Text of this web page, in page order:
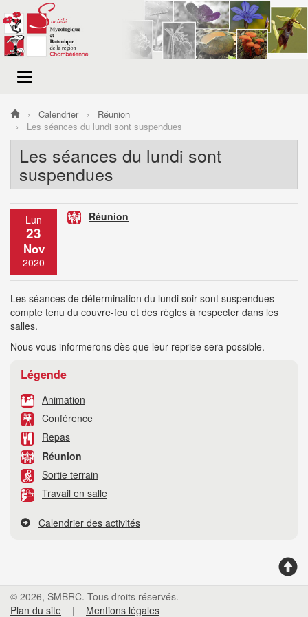
Menu
Calendrier
Réunion
Les séances du lundi sont suspendues
Les séances du lundi sont
suspendues
Lun
23
Nov
2020
Réunion
Les séances de détermination du lundi soir sont suspendues
compte tenu du couvre-feu et des règles à respecter dans les
salles.
Nous vous informerons dès que leur reprise sera possible.
Légende
Animation
Conférence
Repas
Réunion
Sortie terrain
Travail en salle
Calendrier des activités
© 2026, SMBRC. Tous droits réservés.
Plan du site | Mentions légales